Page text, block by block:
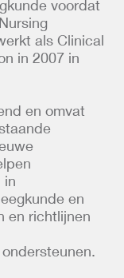
voordat
als Clinical
in 2007 in
en omvat
in
en
en richtlijnen